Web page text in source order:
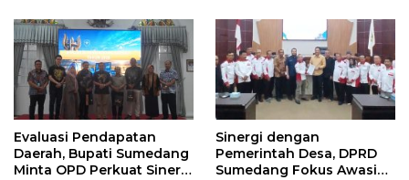
Evaluasi Pendapatan
Daerah, Bupati Sumedang
Minta OPD Perkuat Sinergi
Sinergi dengan
Pemerintah Desa, DPRD
Sumedang Fokus Awasi